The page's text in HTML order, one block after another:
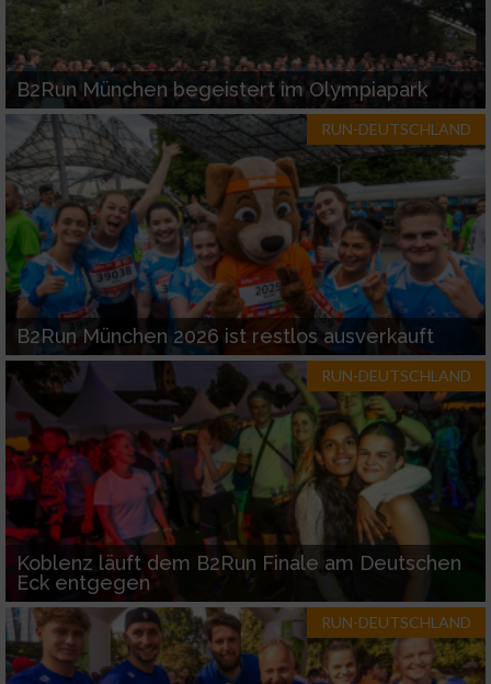
B2Run München begeistert im Olympiapark
RUN-DEUTSCHLAND
B2Run München 2026 ist restlos ausverkauft
RUN-DEUTSCHLAND
Koblenz läuft dem B2Run Finale am Deutschen
Eck entgegen
RUN-DEUTSCHLAND